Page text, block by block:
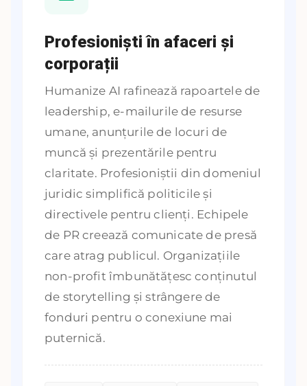
Profesioniști în afaceri și
corporații
Humanize AI rafinează rapoartele de
leadership, e-mailurile de resurse
umane, anunțurile de locuri de
muncă și prezentările pentru
claritate. Profesioniștii din domeniul
juridic simplifică politicile și
directivele pentru clienți. Echipele
de PR creează comunicate de presă
care atrag publicul. Organizațiile
non-profit îmbunătățesc conținutul
de storytelling și strângere de
fonduri pentru o conexiune mai
puternică.